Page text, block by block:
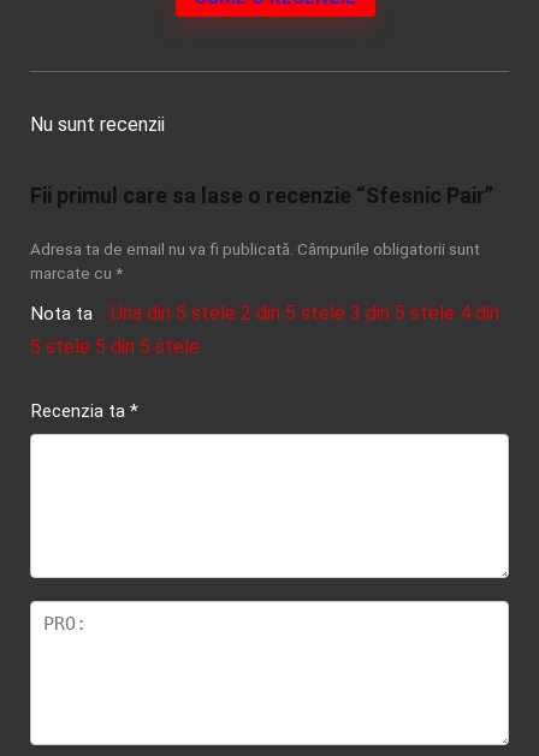
Nu sunt recenzii
Fii primul care sa lase o recenzie “Sfesnic Pair”
Adresa ta de email nu va fi publicată. Câmpurile obligatorii sunt
marcate cu *
Nota ta Una din 5 stele 2 din 5 stele 3 din 5 stele 4 din
5 stele 5 din 5 stele
Recenzia ta *